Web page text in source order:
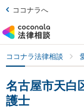
ココナラへ
ココナラ法律相談
名古屋市天白
護士